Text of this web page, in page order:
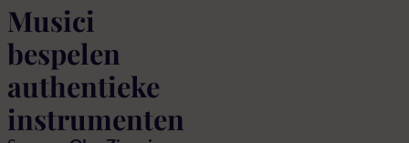
Musici
bespelen
authentieke
instrumenten